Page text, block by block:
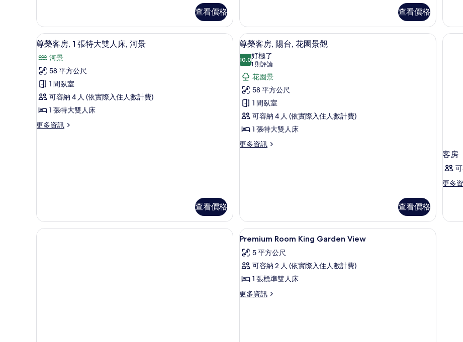
的
所
有
相
片
雙
床
房,
河
景
的
詳
情
查看價格
花
園
景
觀
的
所
有
相
片
雙
床
房,
陽
台,
園
景
觀
的
詳
查看價格
室
的
套
房,
2
顯
示
尊
榮
客
房,
1
張
景
的
高級寢具、迷你吧、書桌、筆電工作空間
7
尊榮客房, 1 張特大雙人床, 河景
河景
58 平方公尺
1 間臥室
可容納 4 人 (依實際入住人數計費)
1 張特大雙人床
更多資訊
更
雙
人
床,
查看價格
顯
示
尊
榮
客
房,
陽
台,
花
有
相
片
高級寢具、迷你吧、書桌、筆電工作空間
8
尊榮客房, 陽台, 花園景觀
10.010.0 分，滿分 10 分
好極了
1 則評論
(1
則
評
論)
花園景
58 平方公尺
1 間臥室
可容納 4 人 (依實際入住人數計費)
1 張特大雙人床
更多資訊
更
花
景
觀
的
詳
情
查看價格
客房
更多
更
的
顯
示
Premium
Room
King
Garden
浴室 | 淋浴設備、免費盥洗用品、拖鞋、毛巾
1
Premium Room King Garden View
5 平方公尺
可容納 2 人 (依實際入住人數計費)
1 張標準雙人床
更多資訊
更